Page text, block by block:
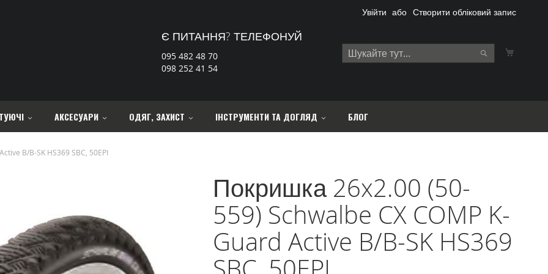
Увійти Створити обліковий запис
Search
Є ПИТАННЯ? ТЕЛЕФОНУЙ
095 482 48 70
098 252 41 54
АКСЕСУАРИ ОДЯГ, ЗАХИСТ ІНСТРУМЕНТИ ТА ДОГЛЯД БЛОГ
B/B-SK HS369 SBC, 50EPI
Покришка 26x2.00 (50-
559) Schwalbe CX COMP K-
Guard Active B/B-SK HS369